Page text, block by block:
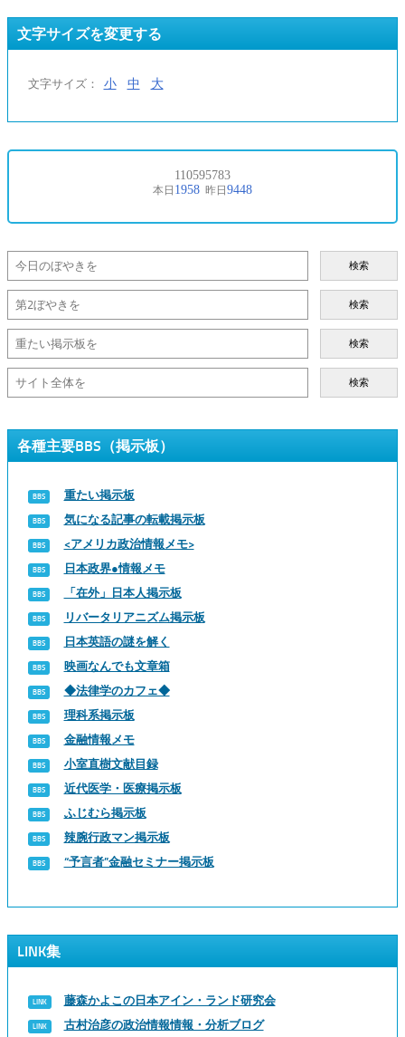
文字サイズを変更する
文字サイズ： 小 中 大
検索
検索
検索
検索
各種主要BBS（掲示板）
重たい掲示板
気になる記事の転載掲示板
<アメリカ政治情報メモ>
日本政界●情報メモ
「在外」日本人掲示板
リバータリアニズム掲示板
日本英語の謎を解く
映画なんでも文章箱
◆法律学のカフェ◆
理科系掲示板
金融情報メモ
小室直樹文献目録
近代医学・医療掲示板
ふじむら掲示板
辣腕行政マン掲示板
“予言者”金融セミナー掲示板
LINK集
藤森かよこの日本アイン・ランド研究会
古村治彦の政治情報情報・分析ブログ